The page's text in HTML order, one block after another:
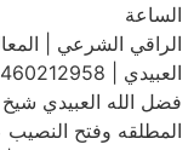
الساعة
الراقي الشرعي |
العبيدي | 0032460212958
فضل الله العبيدي
المطلقه وفتح النصيب علاج